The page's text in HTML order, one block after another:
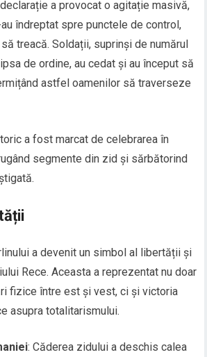
a provocat o agitație masivă,
îndreptat spre punctele de control,
treacă. Soldații, suprinși de numărul
de ordine, au cedat și au început să
astfel oamenilor să traverseze
a fost marcat de celebrarea în
segmente din zid și sărbătorind
a devenit un simbol al libertății și
Rece. Aceasta a reprezentat nu doar
fizice între est și vest, ci și victoria
asupra totalitarismului.
: Căderea zidului a deschis calea